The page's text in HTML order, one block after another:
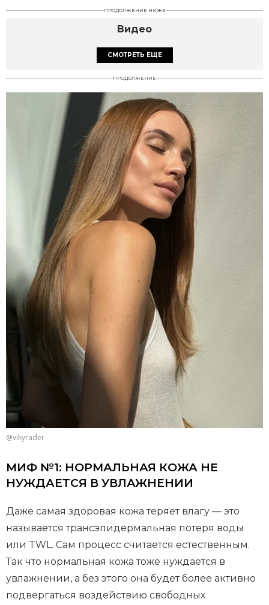
ПРОДОЛЖЕНИЕ НИЖЕ
Видео
СМОТРЕТЬ ЕЩЕ
ПРОДОЛЖЕНИЕ
@vikyrader
МИФ №1: НОРМАЛЬНАЯ КОЖА НЕ
НУЖДАЕТСЯ В УВЛАЖНЕНИИ
Даже самая здоровая кожа теряет влагу — это
называется трансэпидермальная потеря воды
или TWL. Сам процесс считается естественным.
Так что нормальная кожа тоже нуждается в
увлажнении, а без этого она будет более активно
подвергаться воздействию свободных